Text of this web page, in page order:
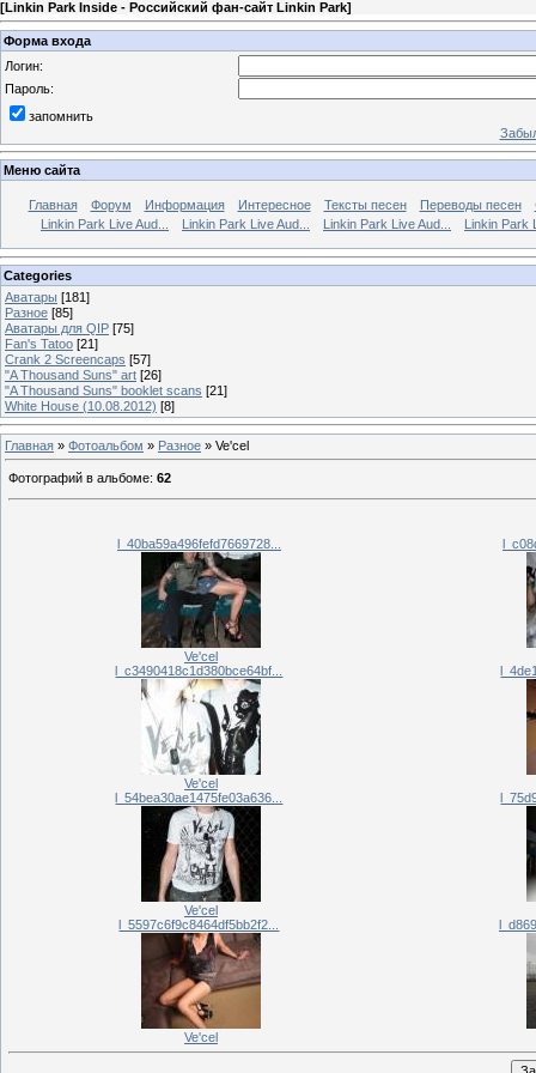
[Linkin Park Inside - Российский фан-сайт Linkin Park]
Форма входа
Логин:
Пароль:
запомнить
Меню сайта
Главная Форум Информация Интересное Тексты песен Переводы песен
Linkin Park Live Aud...
Linkin Park Live Aud... Linkin Park Live Aud... Linkin Park
Categories
Аватары [181]
Разное [85]
Аватары для QIP [75]
Fan's Tatoo [21]
Crank 2 Screencaps [57]
"A Thousand Suns" art [26]
"A Thousand Suns" booklet scans [21]
White House (10.08.2012) [8]
Главная » Фотоальбом » Разное » Ve'cel
Фотографий в альбоме: 62
l_40ba59a496fefd7669728...
Ve'cel
l_c3490418c1d380bce64bf...
Ve'cel
l_54bea30ae1475fe03a636...
Ve'cel
l_5597c6f9c8464df5bb2f2...
Ve'cel